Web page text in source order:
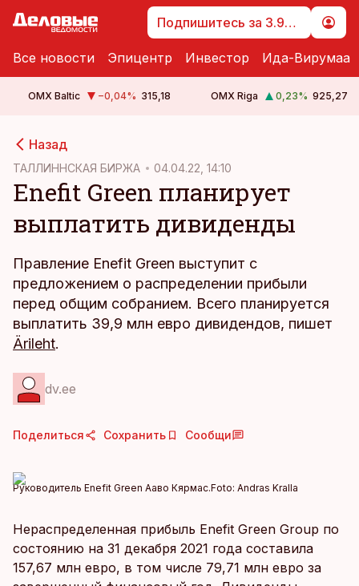
Подпишитесь за 3.99 €
Все новости Эпицентр Инвестор Ида-Вирумаа
OMX Baltic −0,04% 315,18 OMX Riga 0,23% 925,27
Назад
ТАЛЛИННСКАЯ БИРЖА 04.04.22, 14:10
Enefit Green планирует
выплатить дивиденды
Правление Enefit Green выступит с
предложением о распределении прибыли
перед общим собранием. Всего планируется
выплатить 39,9 млн евро дивидендов, пишет
Ärileht.
dv.ee
Поделиться Сохранить Сообщи
Руководитель Enefit Green Ааво Кярмас.Foto: Andras Kralla
Нераспределенная прибыль Enefit Green Group по
состоянию на 31 декабря 2021 года составила
157,67 млн ​​евро, в том числе 79,71 млн евро за